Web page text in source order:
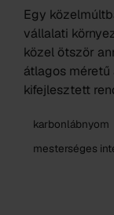
Egy
vállalati
közel ötször
átlagos
kifejlesztett
karbonlábnyom
mesterséges